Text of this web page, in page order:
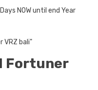
NOW until end Year
VRZ bali"
Fortuner